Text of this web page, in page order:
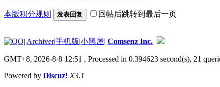
本版积分规则 发表回复 回帖后跳转到最后一页
| Archiver|手机版|小黑屋| Comsenz Inc.
GMT+8, 2026-8-8 12:51 , Processed in 0.394623 second(s), 21
Powered by Discuz! X3.1